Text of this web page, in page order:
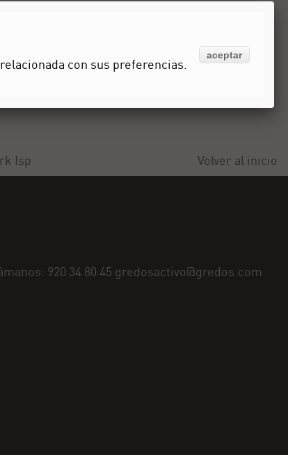
Volver al inicio
Isp
920 34 80 45 gredosactivo@gredos.com
con sus preferencias.
aceptar